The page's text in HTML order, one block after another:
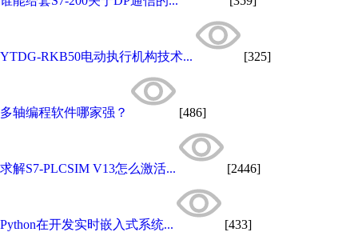
YTDG-RKB50电动执行机构技术... [325]
多轴编程软件哪家强？ [486]
求解S7-PLCSIM V13怎么激活... [2446]
Python在开发实时嵌入式系统... [433]